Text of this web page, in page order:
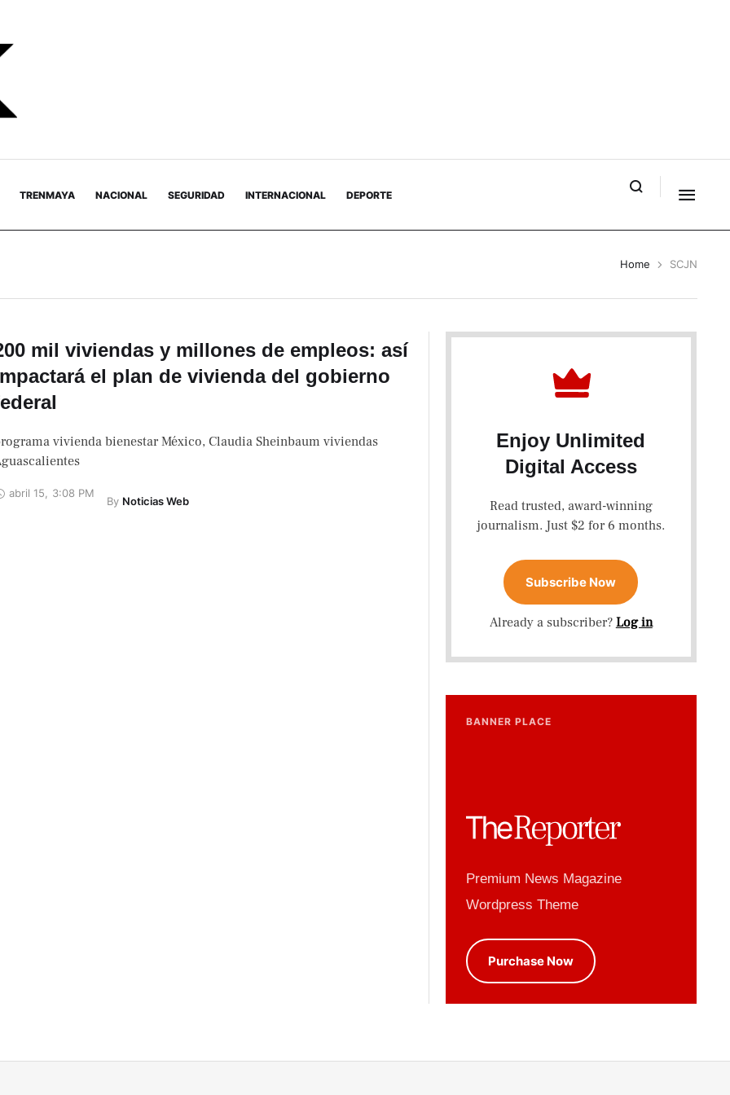
TRENMAYA NACIONAL SEGURIDAD INTERNACIONAL DEPORTE
Home SCJN
mil viviendas y millones de empleos: así
el plan de vivienda del gobierno
vivienda bienestar México, Claudia Sheinbaum viviendas
abril 15 3:08 PM
By Noticias Web
Enjoy Unlimited
Digital Access
Read trusted, award-winning
journalism. Just $2 for 6 months.
Subscribe Now
Already a subscriber? Log in
BANNER PLACE
Premium News Magazine
Wordpress Theme
Purchase Now